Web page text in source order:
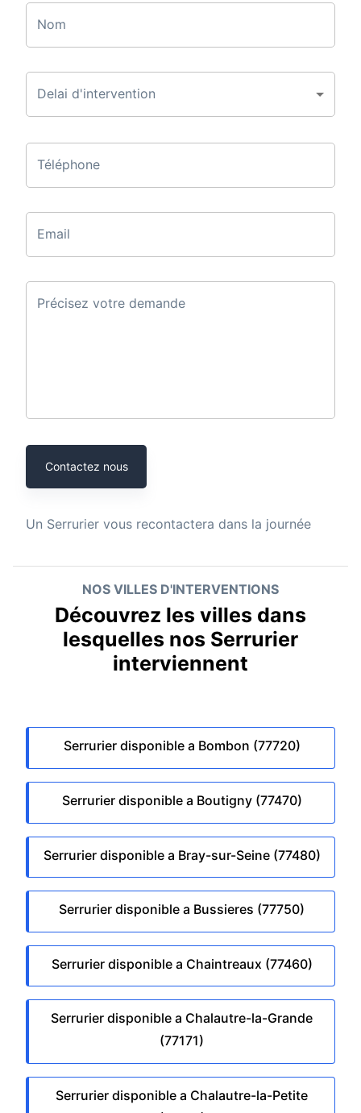
Nom
Delai d'intervention
Téléphone
Email
Précisez votre demande
Contactez nous
Un Serrurier vous recontactera dans la journée
NOS VILLES D'INTERVENTIONS
Découvrez les villes dans
lesquelles nos Serrurier
interviennent
Serrurier disponible a Bombon (77720)
Serrurier disponible a Boutigny (77470)
Serrurier disponible a Bray-sur-Seine (77480)
Serrurier disponible a Bussieres (77750)
Serrurier disponible a Chaintreaux (77460)
Serrurier disponible a Chalautre-la-Grande
(77171)
Serrurier disponible a Chalautre-la-Petite